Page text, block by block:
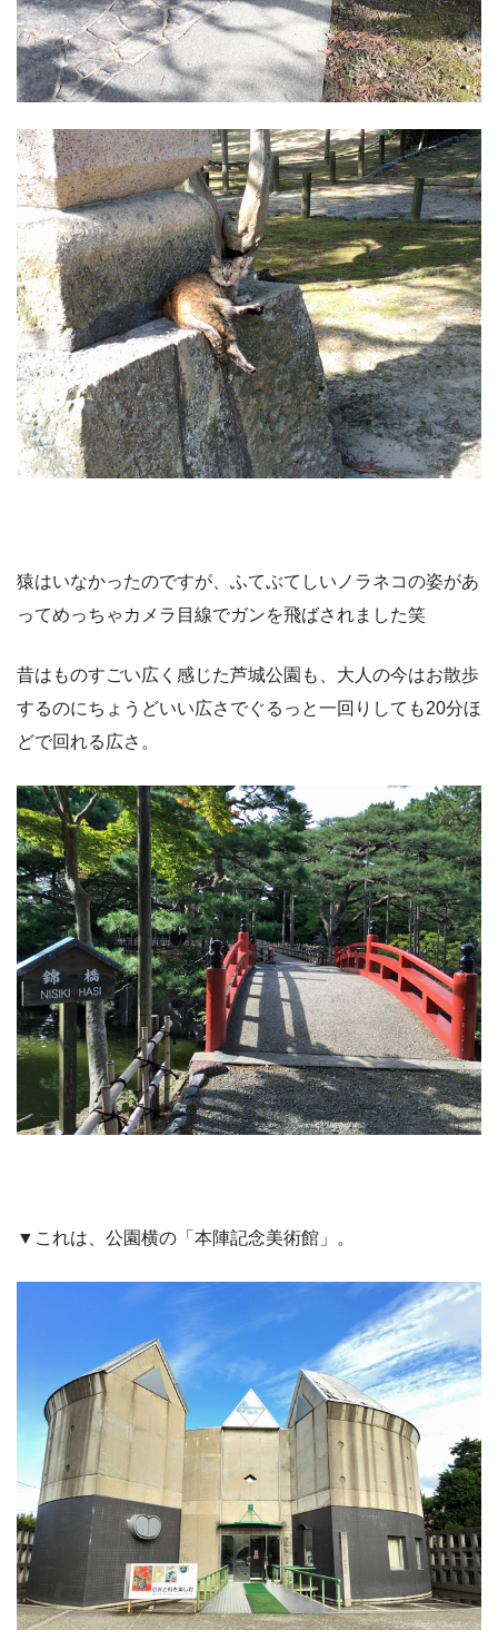
猿はいなかったのですが、ふてぶてしいノラネコの姿があ
ってめっちゃカメラ目線でガンを飛ばされました笑
昔はものすごい広く感じた芦城公園も、大人の今はお散歩
するのにちょうどいい広さでぐるっと一回りしても20分ほ
どで回れる広さ。
▼これは、公園横の「本陣記念美術館」。